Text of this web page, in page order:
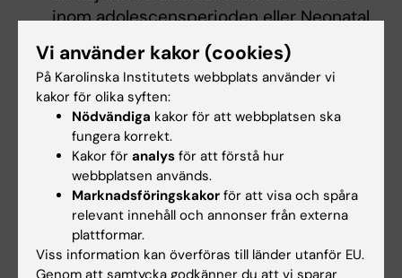
inom adolescensperioden eller Neonatal
omvårdnad.
Inriktning Neonatal omvårdnad (Neonatal
Nursing). I denna inriktning studeras
barnets omvårdnadsbehov från
perspektivet neonatalvård. I detta ingår
många olika områden inom
barnsjukvården, från akutsjukvård och
intensivvård till barnkirurgi, hemsjukvård,
habilitering, krisreaktioner och
familjecentrerad vård.
Vi använder kakor (cookies)
På Karolinska Institutets webbplats använder vi
kakor för olika syften:
Nödvändiga kakor för att webbplatsen ska
fungera korrekt.
Kakor för analys för att förstå hur
webbplatsen används.
Marknadsföringskakor för att visa och spåra
relevant innehåll och annonser från externa
plattformar.
Viss information kan överföras till länder utanför EU.
Genom att samtycka godkänner du att vi sparar